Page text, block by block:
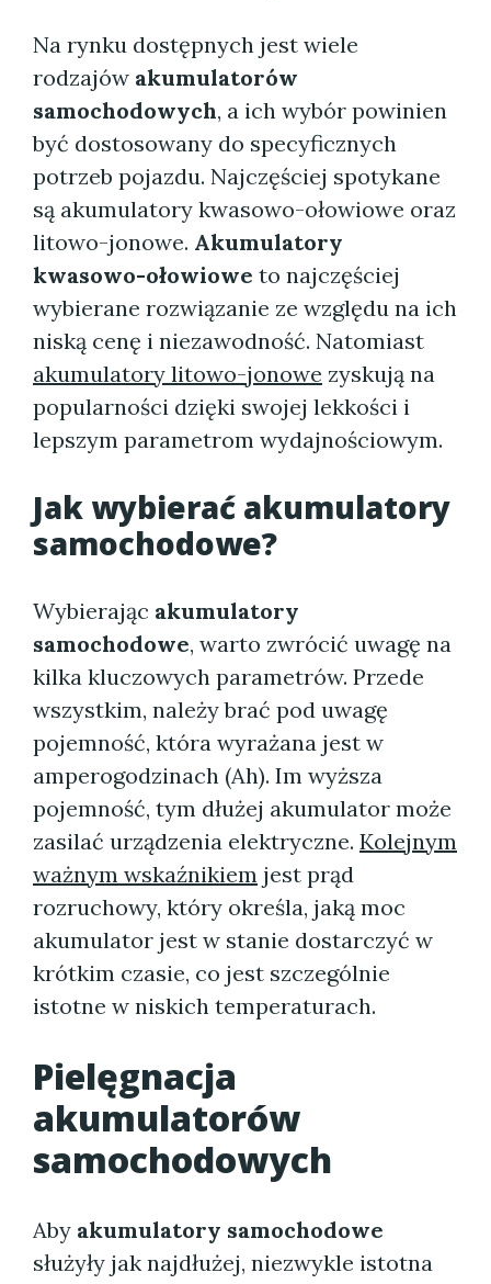
Na rynku dostępnych jest wiele
rodzajów akumulatorów
samochodowych, a ich wybór powinien
być dostosowany do specyficznych
potrzeb pojazdu. Najczęściej spotykane
są akumulatory kwasowo-ołowiowe oraz
litowo-jonowe. Akumulatory
kwasowo-ołowiowe to najczęściej
wybierane rozwiązanie ze względu na ich
niską cenę i niezawodność. Natomiast
akumulatory litowo-jonowe zyskują na
popularności dzięki swojej lekkości i
lepszym parametrom wydajnościowym.
Jak wybierać akumulatory
samochodowe?
Wybierając akumulatory
samochodowe, warto zwrócić uwagę na
kilka kluczowych parametrów. Przede
wszystkim, należy brać pod uwagę
pojemność, która wyrażana jest w
amperogodzinach (Ah). Im wyższa
pojemność, tym dłużej akumulator może
zasilać urządzenia elektryczne. Kolejnym
ważnym wskaźnikiem jest prąd
rozruchowy, który określa, jaką moc
akumulator jest w stanie dostarczyć w
krótkim czasie, co jest szczególnie
istotne w niskich temperaturach.
Pielęgnacja
akumulatorów
samochodowych
Aby akumulatory samochodowe
służyły jak najdłużej, niezwykle istotna